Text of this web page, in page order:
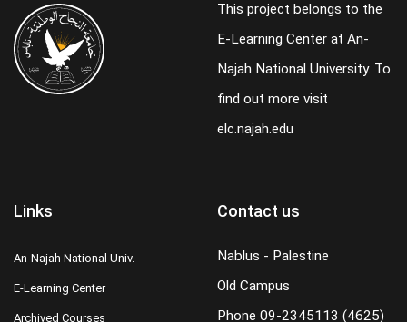
This project belongs to the
E-Learning Center at An-
Najah National University. To
find out more visit
elc.najah.edu
Links
An-Najah National Univ.
E-Learning Center
Archived Courses
Contact us
Nablus - Palestine
Old Campus
Phone 09-2345113 (4625)